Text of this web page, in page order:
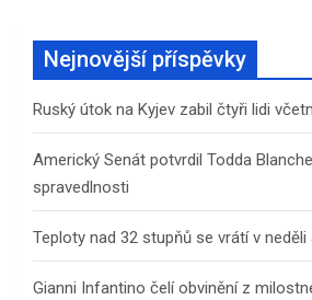
Nejnovější příspěvky
Ruský útok na Kyjev zabil čtyři lidi
Americký Senát potvrdil Todda
spravedlnosti
Teploty nad 32 stupňů se vrátí v neděli
Gianni Infantino čelí obvinění z